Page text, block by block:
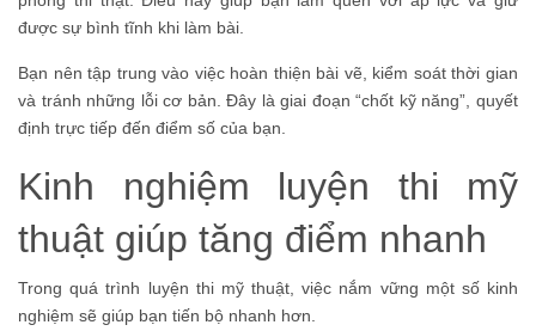
được sự bình tĩnh khi làm bài.
Bạn nên tập trung vào việc hoàn thiện bài vẽ, kiểm soát thời gian
và tránh những lỗi cơ bản. Đây là giai đoạn “chốt kỹ năng”, quyết
định trực tiếp đến điểm số của bạn.
Kinh nghiệm luyện thi mỹ
thuật giúp tăng điểm nhanh
Trong quá trình luyện thi mỹ thuật, việc nắm vững một số kinh
nghiệm sẽ giúp bạn tiến bộ nhanh hơn.